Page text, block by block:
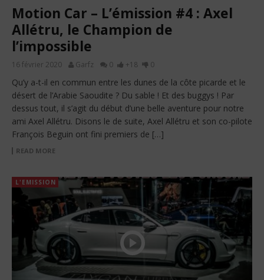
Motion Car – L’émission #4 : Axel
Allétru, le Champion de
l’impossible
16 février 2020 Garfz 0 +18 0
Qu’y a-t-il en commun entre les dunes de la côte picarde et le
désert de l’Arabie Saoudite ? Du sable ! Et des buggys ! Par
dessus tout, il s’agit du début d’une belle aventure pour notre
ami Axel Allétru. Disons le de suite, Axel Allétru et son co-pilote
François Beguin ont fini premiers de […]
READ MORE
L'EMISSION